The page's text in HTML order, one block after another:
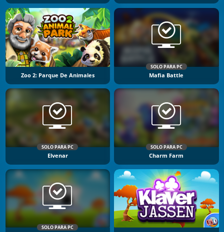
Zoo 2: Parque De Animales
SOLO PARA PC
Mafia Battle
SOLO PARA PC
Elvenar
SOLO PARA PC
Charm Farm
SOLO PARA PC